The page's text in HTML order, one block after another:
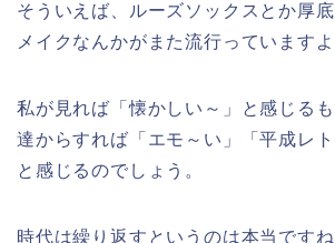
そういえば、ルーズソックスとか厚
メイクなんかがまた流行っていますよ
私が見れば「懐かしい～」と感じる
達からすれば「エモ～い」「平成レト
と感じるのでしょう。
時代は繰り返すというのは本当ですね